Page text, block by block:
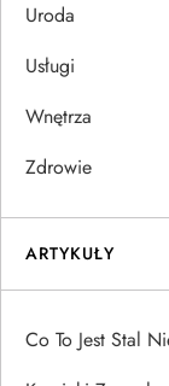
Uroda
Usługi
Wnętrza
Zdrowie
ARTYKUŁY
Co To Jest Stal